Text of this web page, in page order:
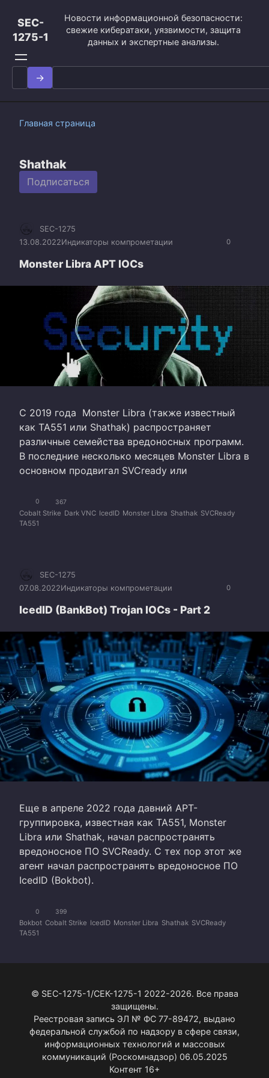
контенту
SEC-
1275-1
Новости информационной безопасности:
свежие кибератаки, уязвимости, защита
данных и экспертные анализы.
Search
for:
Главная страница
Shathak
Подписаться
0
SEC-1275
13.08.2022Индикаторы компрометации
Monster Libra APT IOCs
С 2019 года Monster Libra (также известный
как TA551 или Shathak) распространяет
различные семейства вредоносных программ.
В последние несколько месяцев Monster Libra в
основном продвигал SVCready или
0 367
Cobalt Strike Dark VNC IcedID Monster Libra Shathak SVCReady
TA551
0
SEC-1275
07.08.2022Индикаторы компрометации
IcedID (BankBot) Trojan IOCs - Part 2
Еще в апреле 2022 года давний APT-
группировка, известная как TA551, Monster
Libra или Shathak, начал распространять
вредоносное ПО SVCReady. С тех пор этот же
агент начал распространять вредоносное ПО
IcedID (Bokbot).
0 399
Bokbot Cobalt Strike IcedID Monster Libra Shathak SVCReady
TA551
© SEC-1275-1/СЕК-1275-1 2022-2026. Все права
защищены.
Реестровая запись ЭЛ № ФС 77-89472, выдано
федеральной службой по надзору в сфере связи,
информационных технологий и массовых
коммуникаций (Роскомнадзор) 06.05.2025
Контент 16+